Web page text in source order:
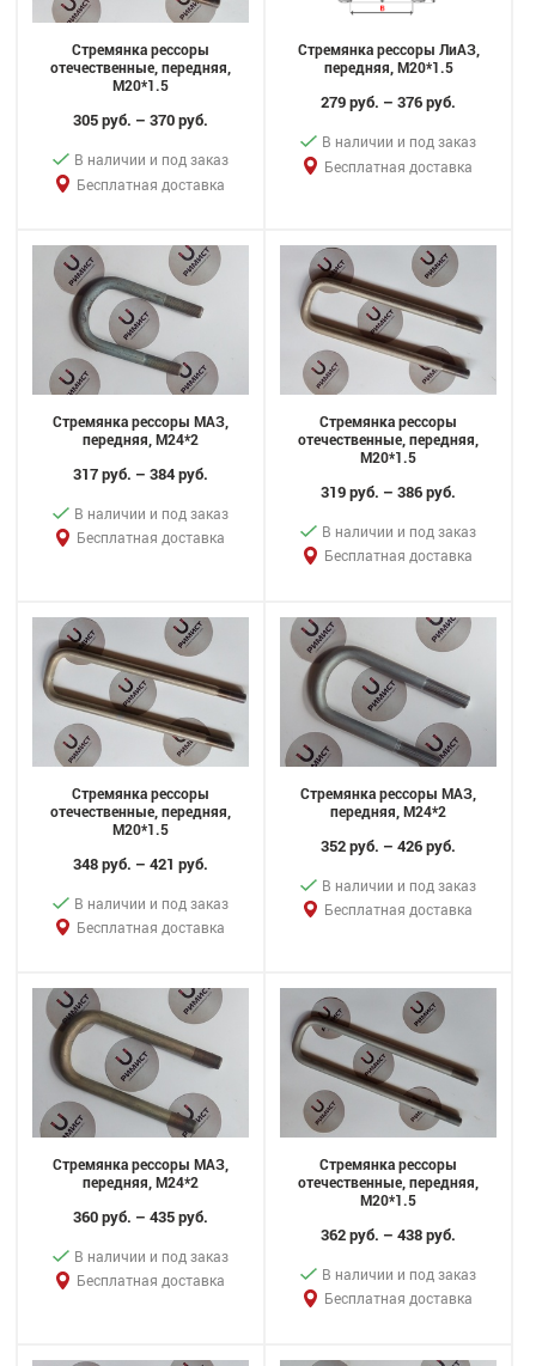
Стремянка рессоры
отечественные, передняя,
M20*1.5
305 руб. – 370 руб.
В наличии и под заказ
Бесплатная доставка
Стремянка рессоры ЛиАЗ,
передняя, M20*1.5
279 руб. – 376 руб.
В наличии и под заказ
Бесплатная доставка
Стремянка рессоры МАЗ,
передняя, M24*2
317 руб. – 384 руб.
В наличии и под заказ
Бесплатная доставка
Стремянка рессоры
отечественные, передняя,
M20*1.5
319 руб. – 386 руб.
В наличии и под заказ
Бесплатная доставка
Стремянка рессоры
отечественные, передняя,
M20*1.5
348 руб. – 421 руб.
В наличии и под заказ
Бесплатная доставка
Стремянка рессоры МАЗ,
передняя, M24*2
352 руб. – 426 руб.
В наличии и под заказ
Бесплатная доставка
Стремянка рессоры МАЗ,
передняя, M24*2
360 руб. – 435 руб.
В наличии и под заказ
Бесплатная доставка
Стремянка рессоры
отечественные, передняя,
M20*1.5
362 руб. – 438 руб.
В наличии и под заказ
Бесплатная доставка